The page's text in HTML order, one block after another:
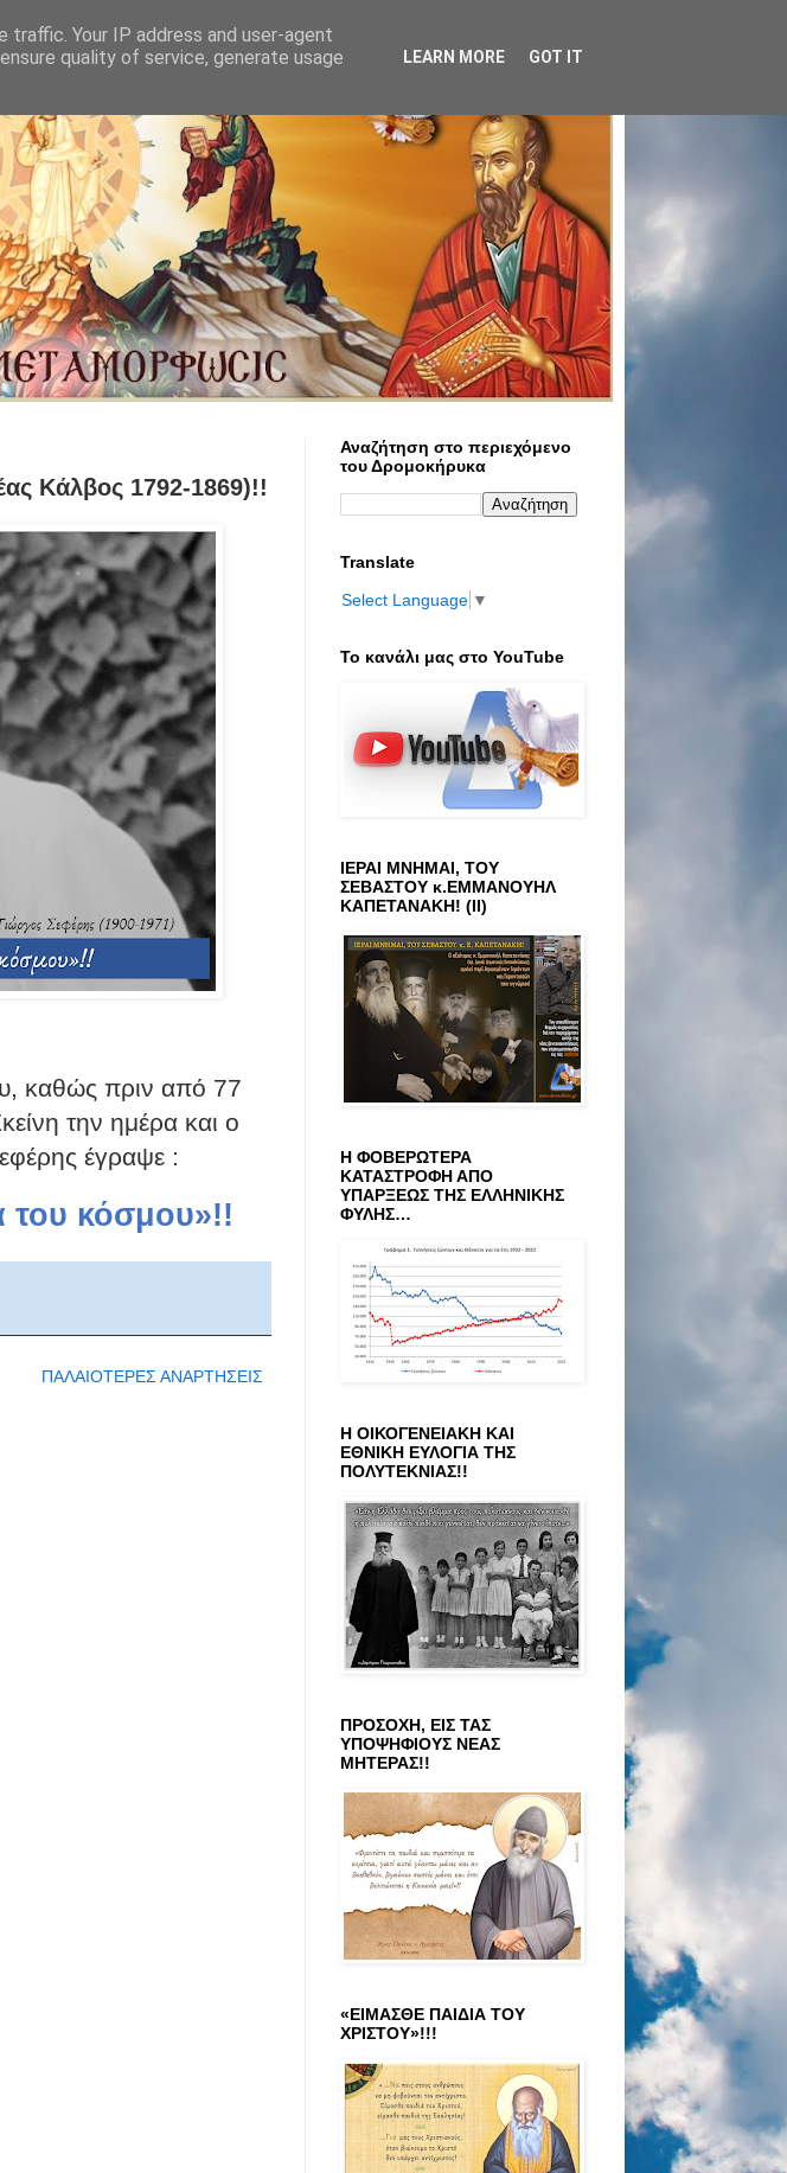
Κάλβος 1792-1869)!!
καθώς πριν από 77
την ημέρα και ο
έγραψε :
του κόσμου»!!
ΠΑΛΑΙΟΤΕΡΕΣ ΑΝΑΡΤΗΣΕΙΣ
Αναζήτηση στο περιεχόμενο
του Δρομοκήρυκα
Translate
Select Language ▼
Το κανάλι μας στο ΥοuTube
ΙΕΡΑΙ ΜΝΗΜΑΙ, ΤΟΥ
ΣΕΒΑΣΤΟΥ κ.ΕΜΜΑΝΟΥΗΛ
ΚΑΠΕΤΑΝΑΚΗ! (ΙΙ)
Η ΦΟΒΕΡΩΤΕΡΑ
ΚΑΤΑΣΤΡΟΦΗ ΑΠΟ
ΥΠΑΡΞΕΩΣ ΤΗΣ ΕΛΛΗΝΙΚΗΣ
ΦΥΛΗΣ…
Η ΟΙΚΟΓΕΝΕΙΑΚΗ ΚΑΙ
ΕΘΝΙΚΗ ΕΥΛΟΓΙΑ ΤΗΣ
ΠΟΛΥΤΕΚΝΙΑΣ!!
ΠΡΟΣΟΧΗ, ΕΙΣ ΤΑΣ
ΥΠΟΨΗΦΙΟΥΣ ΝΕΑΣ
ΜΗΤΕΡΑΣ!!
«ΕΙΜΑΣΘΕ ΠΑΙΔΙΑ ΤΟΥ
ΧΡΙΣΤΟΥ»!!!
Your IP address and user-agent
quality of service, generate usage
LEARN MORE GOT IT